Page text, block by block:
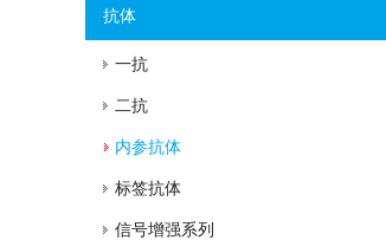
抗体
一抗
二抗
内参抗体
标签抗体
信号增强系列